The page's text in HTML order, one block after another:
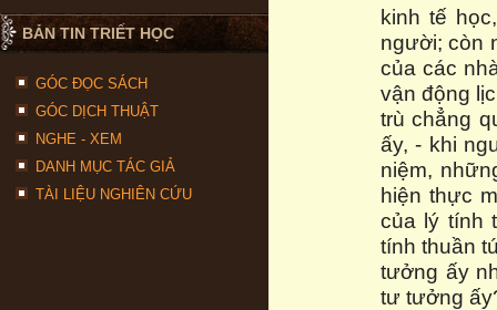
BẢN TIN TRIẾT HỌC
GÓC ĐỌC SÁCH
GÓC DỊCH THUẬT
NGHE - XEM
DANH MỤC TÁC GIẢ
TÀI LIỆU NGHIÊN CỨU
kinh tế
người; còn
của các
vận động
trù chẳng
ấy, - khi
niệm,
hiện thực
của lý tính
tính thuần
tưởng ấy
tư tưởng